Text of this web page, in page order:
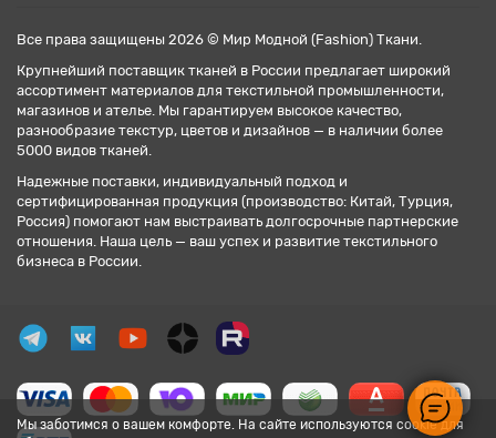
Мы заботимся о вашем комфорте. На сайте используются cookie для
Все права защищены 2026 © Мир Модной (Fashion) Ткани.
Крупнейший поставщик тканей в России предлагает широкий
ассортимент материалов для текстильной промышленности,
магазинов и ателье. Мы гарантируем высокое качество,
разнообразие текстур, цветов и дизайнов — в наличии более
5000 видов тканей.
Надежные поставки, индивидуальный подход и
сертифицированная продукция (производство: Китай, Турция,
Россия) помогают нам выстраивать долгосрочные партнерские
отношения. Наша цель — ваш успех и развитие текстильного
бизнеса в России.